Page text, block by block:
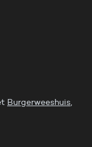
Burgerweeshuis,